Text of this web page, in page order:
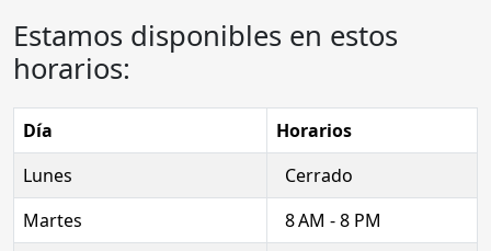
Estamos disponibles en estos
horarios:
Día
Horarios
Lunes
Cerrado
Martes
8 AM - 8 PM